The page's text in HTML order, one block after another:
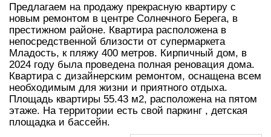
Предлагаем на продажу прекрасную квартиру с
новым ремонтом в центре Солнечного Берега, в
престижном районе. Квартира расположена в
непосредственной близости от супермаркета
Младость, к пляжу 400 метров. Кирпичный дом, в
2024 году была проведена полная реновация дома.
Квартира с дизайнерским ремонтом, оснащена всем
необходимым для жизни и приятного отдыха.
Площадь квартиры 55.43 м2, расположена на пятом
этаже. На территории есть свой паркинг , детская
площадка и бассейн.